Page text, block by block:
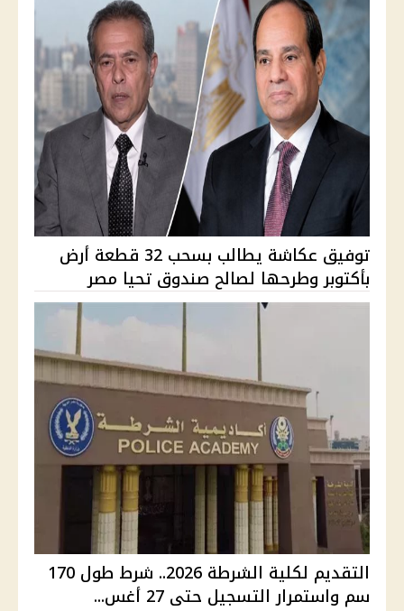
توفيق عكاشة يطالب بسحب 32 قطعة أرض
بأكتوبر وطرحها لصالح صندوق تحيا مصر
التقديم لكلية الشرطة 2026.. شرط طول 170
سم واستمرار التسجيل حتى 27 أغس...